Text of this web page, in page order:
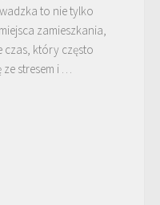
to nie tylko
zamieszkania,
czas, który często
ze stresem i …